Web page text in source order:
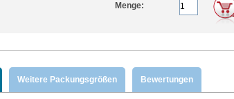
Menge:
Weitere Packungsgrößen Bewertungen